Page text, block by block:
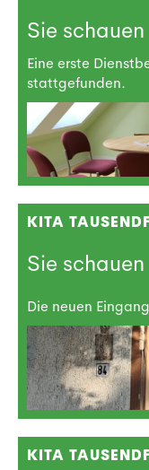
Sie
Eine erste
stattgefunden.
KITA
Sie
Die neuen
KITA